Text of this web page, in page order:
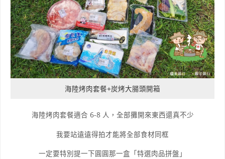
海陸烤肉套餐+炭烤大腸頭開箱
海陸烤肉套餐適合 6-8 人，全部攤開來東西還真不少
我要站遠遠得拍才能將全部食材同框
一定要特別提一下圓圓那一盒「特選肉品拼盤」